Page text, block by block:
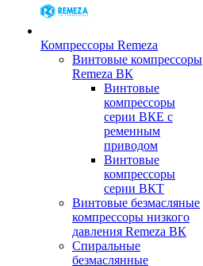
Компрессоры Remeza
Винтовые компрессоры
Remeza ВК
Винтовые
компрессоры
серии ВКЕ с
ременным
приводом
Винтовые
компрессоры
серии ВКТ
Винтовые безмасляные
компрессоры низкого
давления Remeza ВК
Спиральные
безмаслянные